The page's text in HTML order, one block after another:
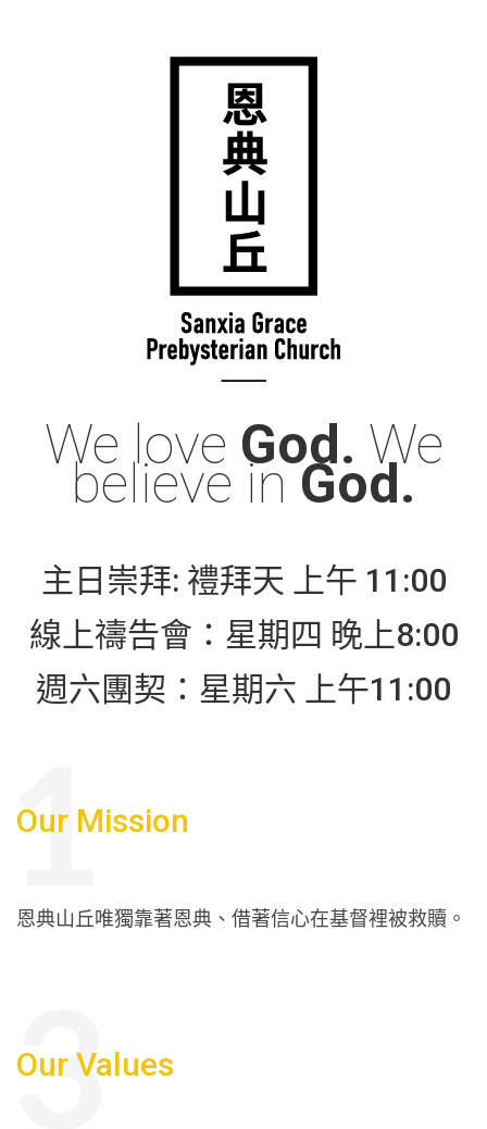
We love God. We
believe inGod.
主日崇拜: 禮拜天 上午 11:00
線上禱告會：星期四 晚上8:00
週六團契：星期六 上午11:00
Our Mission
恩典山丘唯獨靠著恩典、借著信心在基督裡被救贖。
Our Values